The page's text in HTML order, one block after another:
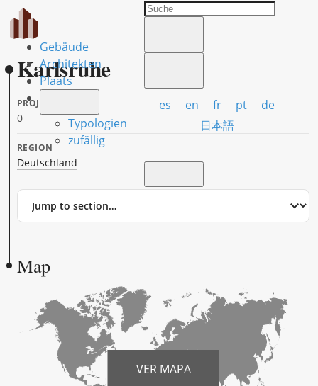
Gebäude
Architekten
Plaats
Typologien
zufällig
es en fr pt
de
日本語
Karlsruhe
PROJECTS
0
REGION
Deutschland
Jump
Map
VER MAPA